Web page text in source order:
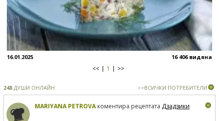
16.01.2025 16 406 видяна
<< 1 >>
248 ДУШИ ОНЛАЙН >>ВСИЧКИ ПОТРЕБИТЕЛИ
MARIYANA PETROVAкоментира рецептата Дзадзики